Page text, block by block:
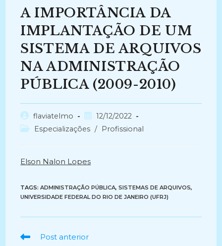
A IMPORTÂNCIA DA
IMPLANTAÇÃO DE UM
SISTEMA DE ARQUIVOS
NA ADMINISTRAÇÃO
PÚBLICA (2009-2010)
Autor
do
flaviatelmo
Post
publicado:
12/12/2022
Categoria
Especializações / Profissional
Elson Nalon Lopes
TAGS:ADMINISTRAÇÃO PÚBLICA, SISTEMAS DE ARQUIVOS,
UNIVERSIDADE FEDERAL DO RIO DE JANEIRO (UFRJ)
Ler
Post anterior